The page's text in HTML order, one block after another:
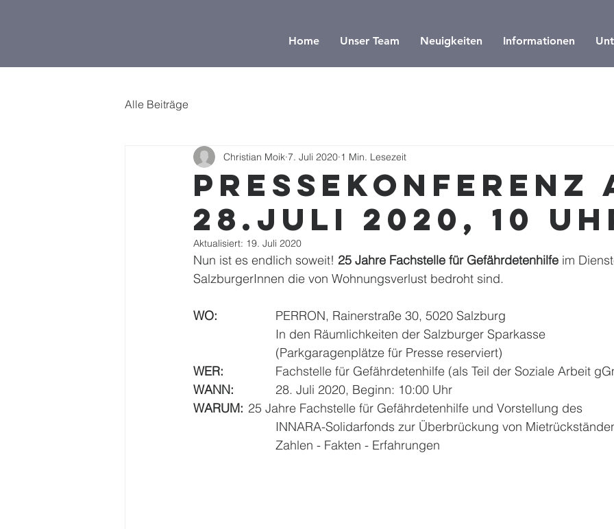
Home Unser Team Neuigkeiten Informationen
Alle Beiträge
Pressekonferenz
28.Juli 2020, 10
Christian Moik 7. Juli 2020 1 Min. Lesezeit
Aktualisiert: 19. Juli 2020
Nun ist es endlich soweit! 25 Jahre Fachstelle für Gefährdetenhilfe im
SalzburgerInnen die von Wohnungsverlust bedroht sind.
WO:
PERRON, Rainerstraße 30, 5020 Salzburg
		 	In den Räumlichkeiten der Salzburger Sparkasse
		  	(Parkgaragenplätze für Presse reserviert)
WER:
Fachstelle für Gefährdetenhilfe (als Teil der Soziale Arbeit
WANN:
		28. Juli 2020, Beginn: 10:00 Uhr
WARUM:
	25 Jahre Fachstelle für Gefährdetenhilfe und Vorstellung des
INNARA-Solidarfonds zur Überbrückung von
		  	Zahlen - Fakten - Erfahrungen